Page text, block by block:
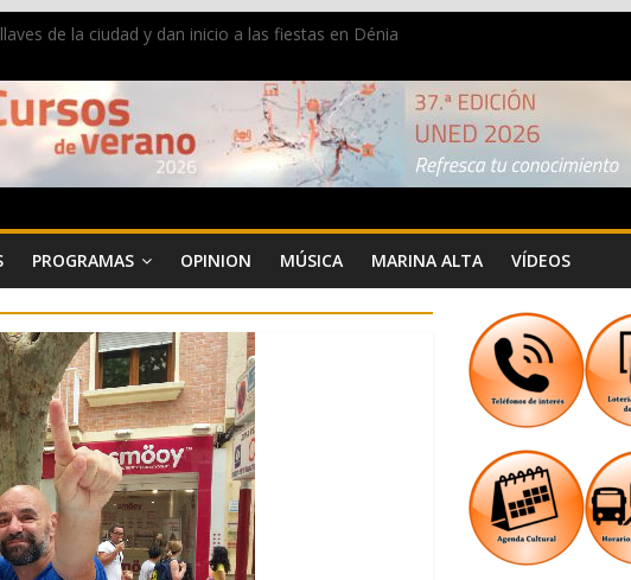
de la ciudad y dan inicio a las fiestas en Dénia
de 50.000 imágenes de la memoria visual de la ciudad
Marqués de Campo con la recepción a la Capitanía Cristiana
agosto a figuras nacionales e internacionales en los Jardins de Torrecremada
PROGRAMAS OPINION MÚSICA MARINA ALTA VÍDEOS